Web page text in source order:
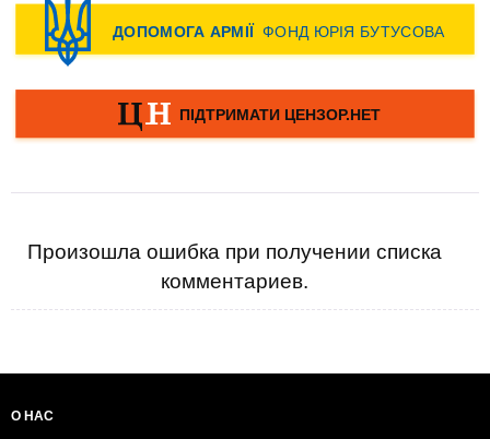
Произошла ошибка при получении списка
комментариев.
О НАС